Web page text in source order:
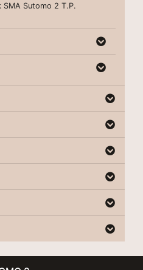
SMA Sutomo 2 T.P.